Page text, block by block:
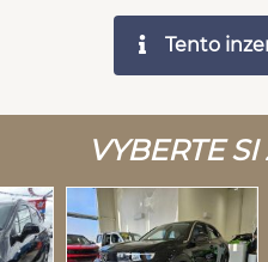
Tento
VYBERTE